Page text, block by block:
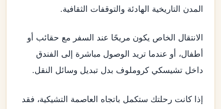
المدن التاريخية الهادئة والتوقفات الثقافية.
الانتقال الخاص يكون مريحًا عند السفر مع حقائب أو
أطفال، أو عندما تريد الوصول مباشرة إلى الفندق
داخل تشيسكي كروملوف بدل تبديل وسائل النقل.
إذا كانت رحلتك ستكمل باتجاه العاصمة التشيكية، فقد